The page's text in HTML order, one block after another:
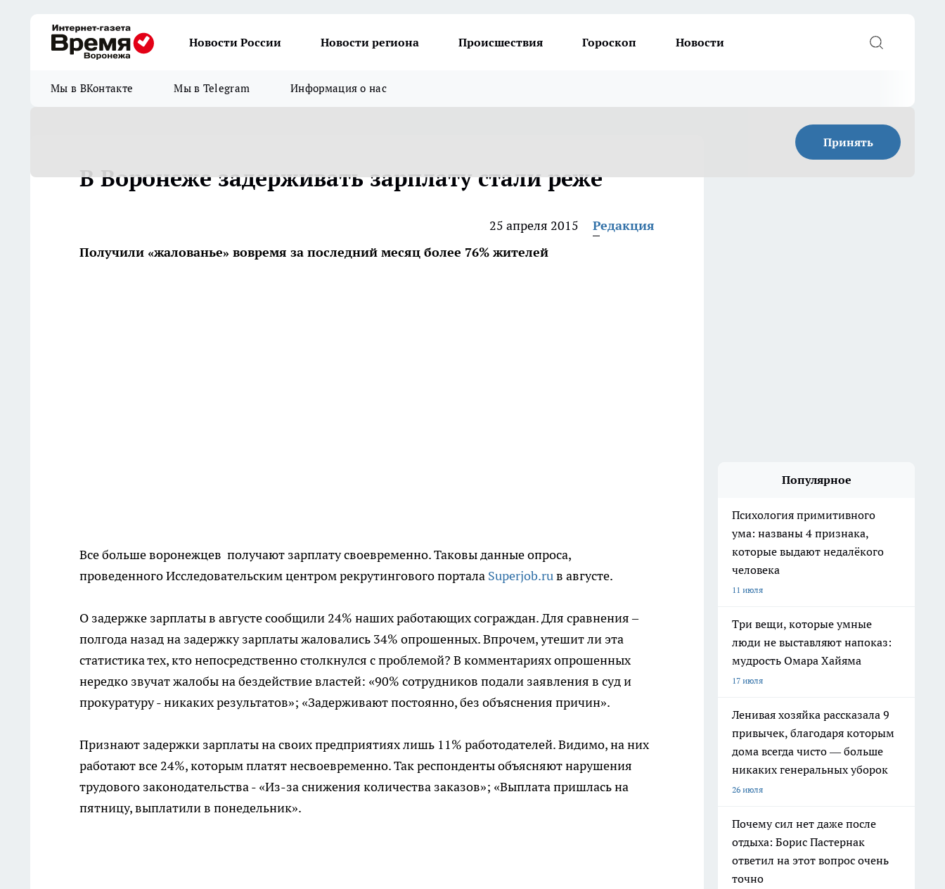
Новости России Новости региона Происшествия Гороскоп Новости
Мы в ВКонтакте Мы в Telegram Информация о нас
Принять
В Воронеже задерживать зарплату стали реже
25 апреля 2015
Редакция
Получили «жалованье» вовремя за последний месяц более 76% жителей
Все больше воронежцев получают зарплату своевременно. Таковы данные опроса,
проведенного Исследовательским центром рекрутингового портала Superjob.ruв августе.
О задержке зарплаты в августе сообщили 24% наших работающих сограждан. Для сравнения –
полгода назад на задержку зарплаты жаловались 34% опрошенных. Впрочем, утешит ли эта
статистика тех, кто непосредственно столкнулся с проблемой? В комментариях опрошенных
нередко звучат жалобы на бездействие властей: «90% сотрудников подали заявления в суд и
прокуратуру - никаких результатов»; «Задерживают постоянно, без объяснения причин».
Признают задержки зарплаты на своих предприятиях лишь 11% работодателей. Видимо, на них
работают все 24%, которым платят несвоевременно. Так респонденты объясняют нарушения
трудового законодательства - «Из-за снижения количества заказов»; «Выплата пришлась на
пятницу, выплатили в понедельник».
Популярное
Психология примитивного
ума: названы 4 признака,
которые выдают недалёкого
человека
11 июля
Три вещи, которые умные
люди не выставляют напоказ:
мудрость Омара Хайяма
17 июля
Ленивая хозяйка рассказала 9
привычек, благодаря которым
дома всегда чисто — больше
никаких генеральных уборок
26 июля
Почему сил нет даже после
отдыха: Борис Пастернак
ответил на этот вопрос очень
точно